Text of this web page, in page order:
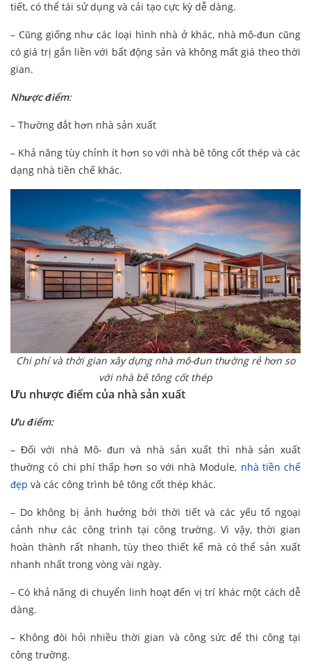
tiết, có thể tái sử dụng và cải tạo cực kỳ dễ dàng.
– Cũng giống như các loại hình nhà ở khác, nhà mô-đun cũng
có giá trị gắn liền với bất động sản và không mất giá theo thời
gian.
Nhược điểm:
– Thường đắt hơn nhà sản xuất
– Khả năng tùy chỉnh ít hơn so với nhà bê tông cốt thép và các
dạng nhà tiền chế khác.
Chi phí và thời gian xây dựng nhà mô-đun thường rẻ hơn so
với nhà bê tông cốt thép
Ưu nhược điểm của nhà sản xuất
Ưu điểm:
– Đối với nhà Mô- đun và nhà sản xuất thì nhà sản xuất
thường có chi phí thấp hơn so với nhà Module, nhà tiền chế
đẹp và các công trình bê tông cốt thép khác.
– Do không bị ảnh hưởng bởi thời tiết và các yếu tố ngoại
cảnh như các công trình tại công trường. Vì vậy, thời gian
hoàn thành rất nhanh, tùy theo thiết kế mà có thể sản xuất
nhanh nhất trong vòng vài ngày.
– Có khả năng di chuyển linh hoạt đến vị trí khác một cách dễ
dàng.
– Không đòi hỏi nhiều thời gian và công sức để thi công tại
công trường.